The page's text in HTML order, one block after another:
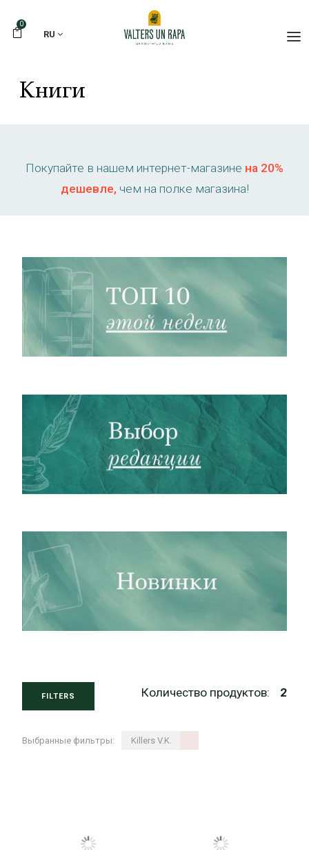
0
RU
Книги
Покупайте в нашем интернет-магазине на 20%
дешевле, чем на полке магазина!
FILTERS Количество продуктов: 2
Выбранные фильтры: Killers V.K.